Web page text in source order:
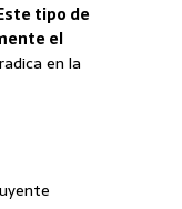
tipo de
el
en la